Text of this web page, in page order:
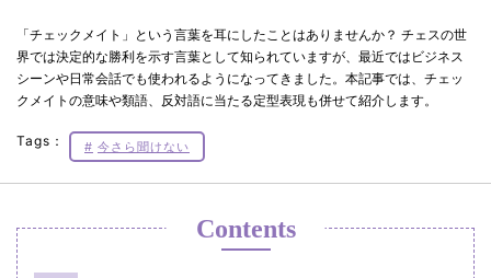
「チェックメイト」という言葉を耳にしたことはありませんか？ チェスの世
界では決定的な勝利を示す言葉として知られていますが、最近ではビジネス
シーンや日常会話でも使われるようになってきました。本記事では、チェッ
クメイトの意味や類語、反対語に当たる定型表現も併せて紹介します。
Tags： 今さら聞けない
Contents